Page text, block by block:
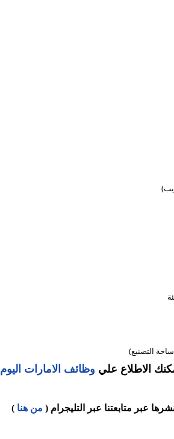
التصنيع)
الاطلاع علي وظائف الامارات اليوم
عبر متابعتنا عبر التليجرام ( من هنا )